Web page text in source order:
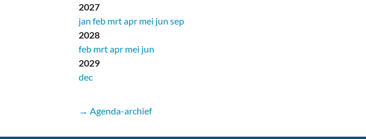
2027
jan feb mrtapr mei jun sep
2028
feb mrtapr mei jun
2029
dec
→ Agenda-archief